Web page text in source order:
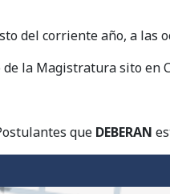
del corriente año, a las
la Magistratura sito en
que DEBERAN